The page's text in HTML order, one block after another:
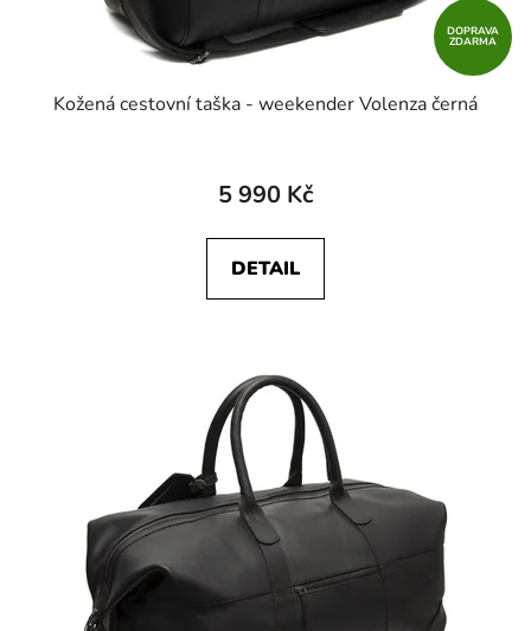
DOPRAVA
ZDARMA
Kožená cestovní taška - weekender Volenza černá
5 990 Kč
DETAIL